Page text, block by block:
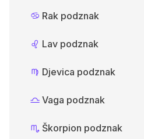
D Rak podznak
E Lav podznak
F Djevica podznak
G Vaga podznak
H Škorpion podznak